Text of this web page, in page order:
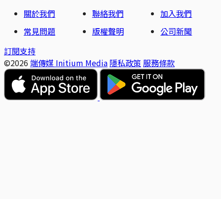
關於我們
聯絡我們
加入我們
常見問題
版權聲明
公司新聞
訂閱支持
©2026 端傳媒 Initium Media 隱私政策 服務條款